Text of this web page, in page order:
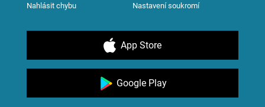
Nahlásit chybu Nastavení soukromí
App Store
Google Play